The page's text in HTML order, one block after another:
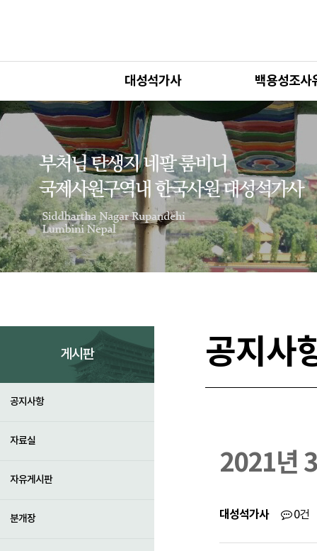
대성석가사 백용성조사
게시판
공지사항
자료실
자유게시판
분개장
공지사
2021년
대성석가사 0건